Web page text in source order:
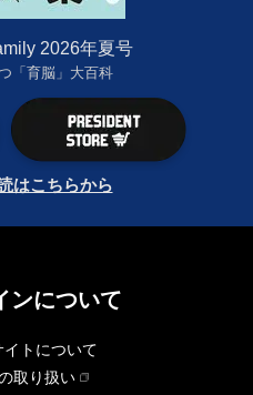
2026年夏号
「育脳」大百科
はこちらから
ンについて
イトについて
取り扱い